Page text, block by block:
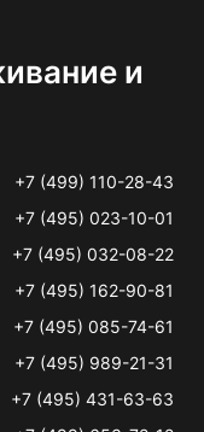
и
+7 (499) 110-28-43
+7 (495) 023-10-01
+7 (495) 032-08-22
+7 (495) 162-90-81
+7 (495) 085-74-61
+7 (495) 989-21-31
+7 (495) 431-63-63